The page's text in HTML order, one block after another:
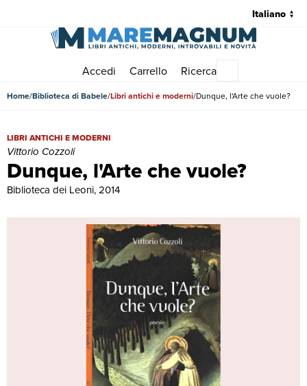
Accedi Carrello Ricerca
Home Biblioteca di Babele Libri antichi e moderni Dunque, l'Arte che vuole?
Dunque, l'Arte che vuole?
Dunque, l'Arte che vuole? | Libri antichi e moderni | Vittorio Cozzoli
LIBRI ANTICHI E MODERNI
Vittorio Cozzoli
Biblioteca dei Leoni, 2014